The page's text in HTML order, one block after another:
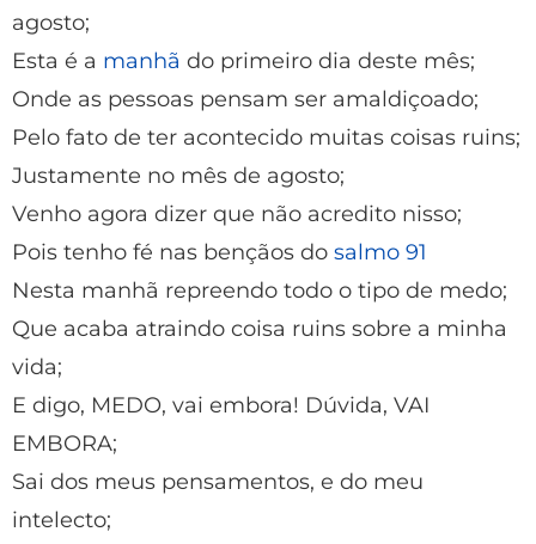
agosto;
Esta é a manhã do primeiro dia deste mês;
Onde as pessoas pensam ser amaldiçoado;
Pelo fato de ter acontecido muitas coisas ruins;
Justamente no mês de agosto;
Venho agora dizer que não acredito nisso;
Pois tenho fé nas bençãos do salmo 91
Nesta manhã repreendo todo o tipo de medo;
Que acaba atraindo coisa ruins sobre a minha
vida;
E digo, MEDO, vai embora! Dúvida, VAI
EMBORA;
Sai dos meus pensamentos, e do meu
intelecto;